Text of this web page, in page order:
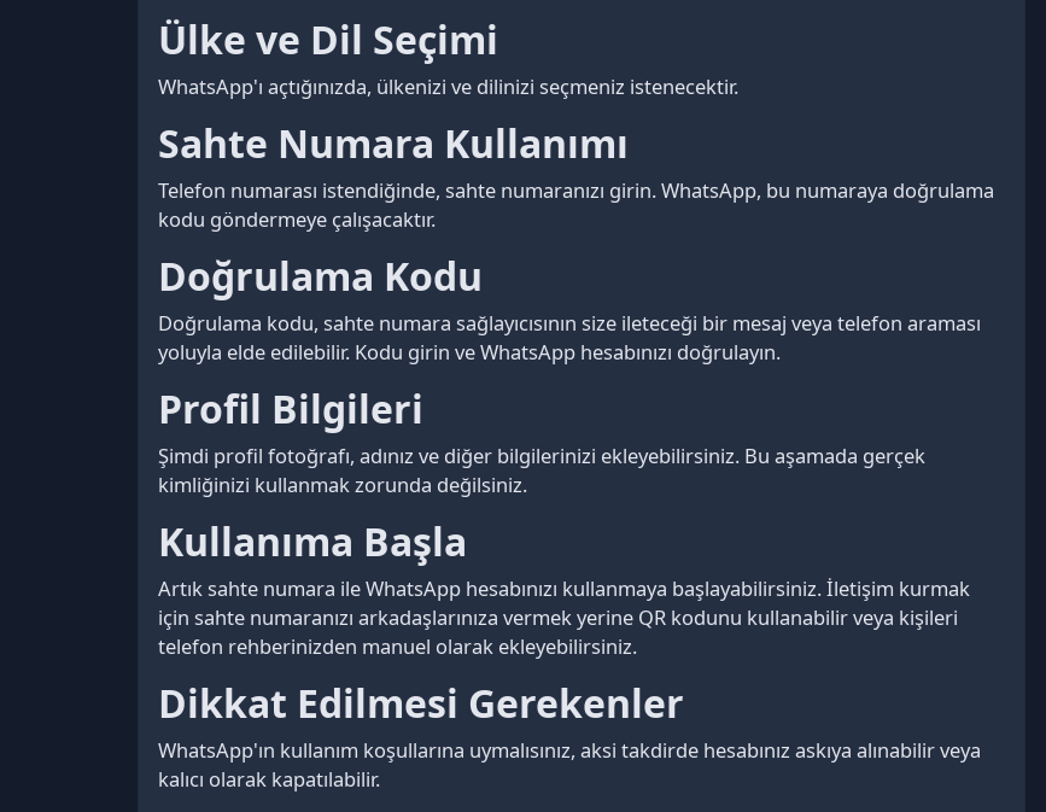
Ülke ve Dil Seçimi
WhatsApp'ı açtığınızda, ülkenizi ve dilinizi seçmeniz istenecektir.
Sahte Numara Kullanımı
Telefon numarası istendiğinde, sahte numaranızı girin. WhatsApp, bu numaraya doğrulama
kodu göndermeye çalışacaktır.
Doğrulama Kodu
Doğrulama kodu, sahte numara sağlayıcısının size ileteceği bir mesaj veya telefon araması
yoluyla elde edilebilir. Kodu girin ve WhatsApp hesabınızı doğrulayın.
Profil Bilgileri
Şimdi profil fotoğrafı, adınız ve diğer bilgilerinizi ekleyebilirsiniz. Bu aşamada gerçek
kimliğinizi kullanmak zorunda değilsiniz.
Kullanıma Başla
Artık sahte numara ile WhatsApp hesabınızı kullanmaya başlayabilirsiniz. İletişim kurmak
için sahte numaranızı arkadaşlarınıza vermek yerine QR kodunu kullanabilir veya kişileri
telefon rehberinizden manuel olarak ekleyebilirsiniz.
Dikkat Edilmesi Gerekenler
WhatsApp'ın kullanım koşullarına uymalısınız, aksi takdirde hesabınız askıya alınabilir veya
kalıcı olarak kapatılabilir.